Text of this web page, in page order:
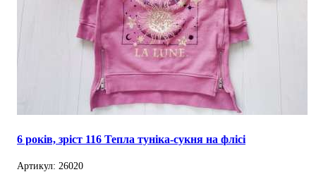
6 років, зріст 116 Тепла туніка-сукня на флісі
Артикул: 26020